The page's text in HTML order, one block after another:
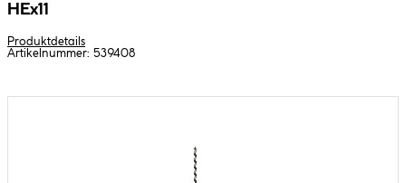
HEx11
Produktdetails
Artikelnummer: 539408